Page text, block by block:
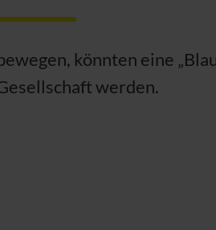
könnten eine
werden.